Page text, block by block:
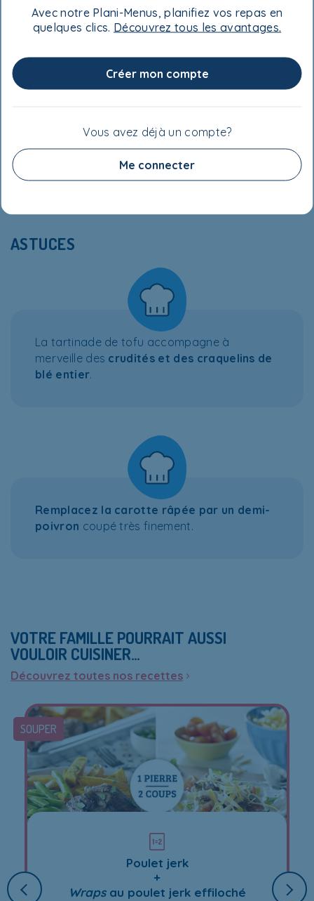
de diamètre- 6
Fromage Suisse- 125 g ou environ 6 tranches
VALEUR NUTRITIVE
ASTUCES
La tartinade de tofu accompagne à
merveille des crudités et des craquelins de
blé entier.
Remplacez la carotte râpée par un demi-
poivron coupé très finement.
VOTRE FAMILLE POURRAIT AUSSI
VOULOIR CUISINER…
Découvrez toutes nos recettes
SOUPER
Poulet jerk
+
Wrapsau poulet jerk effiloché
Avec notre Plani-Menus, planifiez vos repas en
quelques clics. Découvrez tous les avantages.
Créer mon compte
Vous avez déjà un compte?
Me connecter